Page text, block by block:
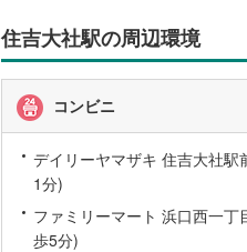
住吉大社駅の周辺環境
コンビニ
デイリーヤマザキ 住吉大社駅
1分)
ファミリーマート 浜口西一丁
歩5分)